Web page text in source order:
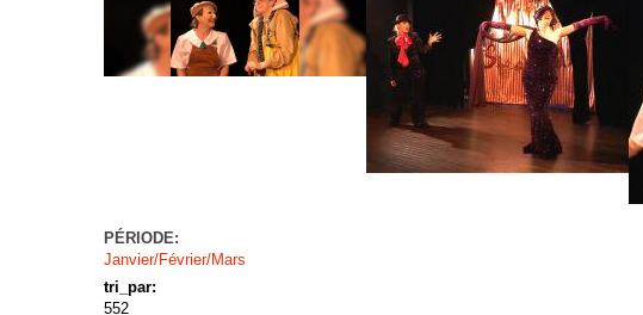
PÉRIODE:
Janvier/Février/Mars
tri_par:
552